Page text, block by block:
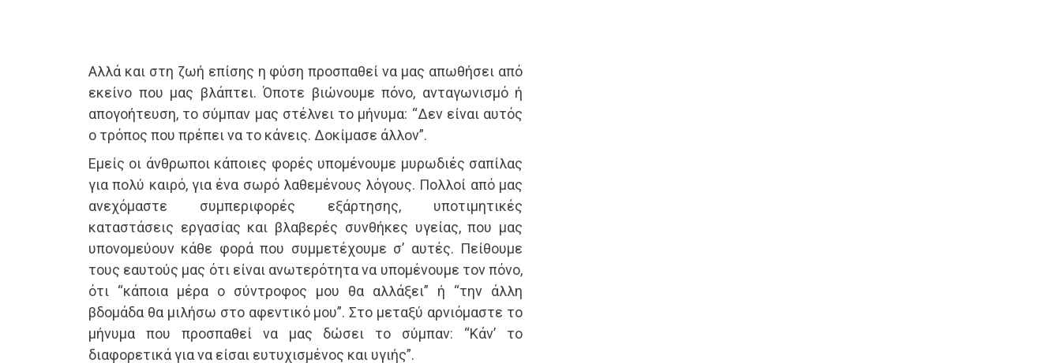
Αλλά και στη ζωή επίσης η φύση προσπαθεί να μας απωθήσει από
εκείνο που μας βλάπτει. Όποτε βιώνουμε πόνο, ανταγωνισμό ή
απογοήτευση, το σύμπαν μας στέλνει το μήνυμα: “Δεν είναι αυτός
ο τρόπος που πρέπει να το κάνεις. Δοκίμασε άλλον”.
Εμείς οι άνθρωποι κάποιες φορές υπομένουμε μυρωδιές σαπίλας
για πολύ καιρό, για ένα σωρό λαθεμένους λόγους. Πολλοί από μας
ανεχόμαστε συμπεριφορές εξάρτησης, υποτιμητικές
καταστάσεις εργασίας και βλαβερές συνθήκες υγείας, που μας
υπονομεύουν κάθε φορά που συμμετέχουμε σ’ αυτές. Πείθουμε
τους εαυτούς μας ότι είναι ανωτερότητα να υπομένουμε τον πόνο,
ότι “κάποια μέρα ο σύντροφος μου θα αλλάξει” ή “την άλλη
βδομάδα θα μιλήσω στο αφεντικό μου”. Στο μεταξύ αρνιόμαστε το
μήνυμα που προσπαθεί να μας δώσει το σύμπαν: “Κάν’ το
διαφορετικά για να είσαι ευτυχισμένος και υγιής”.